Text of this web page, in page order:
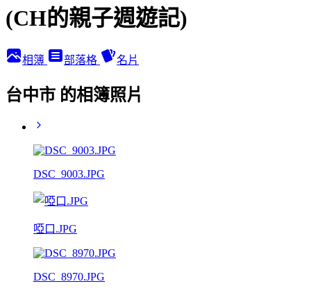
(CH的親子週遊記)
相簿 部落格 名片
台中市 的相簿照片
DSC_9003.JPG
啞口.JPG
DSC_8970.JPG